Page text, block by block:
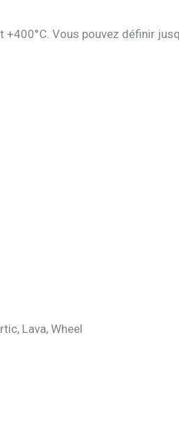
Vous pouvez définir
Lava, Wheel